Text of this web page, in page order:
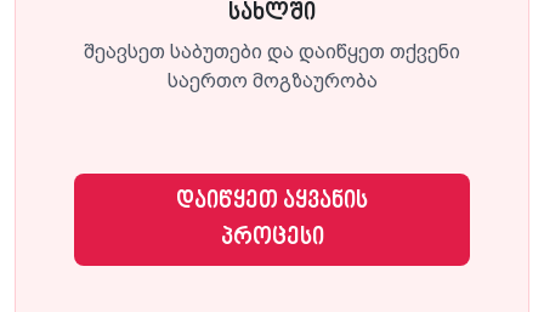
სახლში
შეავსეთ საბუთები და დაიწყეთ თქვენი
საერთო მოგზაურობა
დაიწყეთ აყვანის
პროცესი